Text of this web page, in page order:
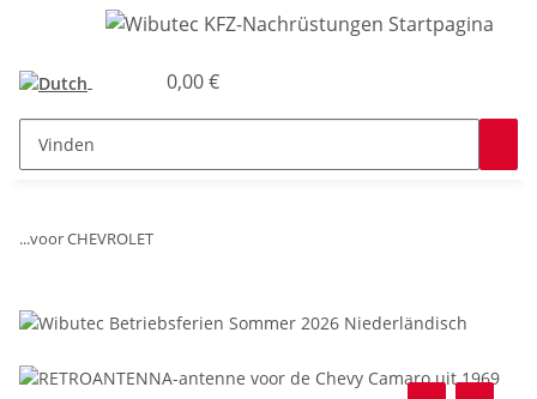
0,00 €
...voor CHEVROLET